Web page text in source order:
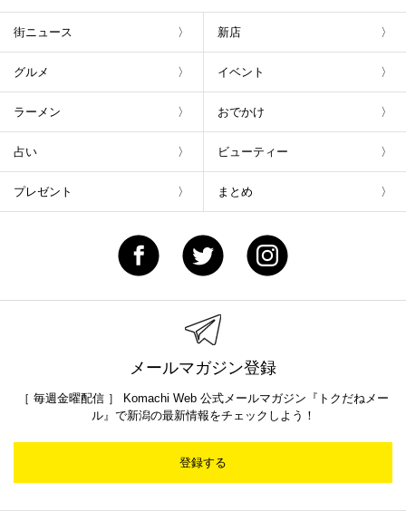
街ニュース 新店
グルメ イベント
ラーメン おでかけ
占い ビューティー
プレゼント まとめ
メールマガジン登録
［ 毎週金曜配信 ］ Komachi Web 公式メールマガジン『トクだねメー
ル』で新潟の最新情報をチェックしよう！
登録する